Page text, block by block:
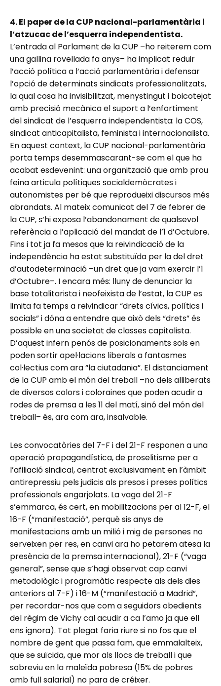
4. El paper de la CUP nacional-parlamentària i
l’atzucac de l’esquerra independentista.
L’entrada al Parlament de la CUP –ho reiterem com
una gallina rovellada fa anys– ha implicat reduir
l’acció política a l’acció parlamentària i defensar
l’opció de determinats sindicats professionalitzats,
la qual cosa ha invisibilitzat, menystingut i boicotejat
amb precisió mecànica el suport a l’enfortiment
del sindicat de l’esquerra independentista: la COS,
sindicat anticapitalista, feminista i internacionalista.
En aquest context, la CUP nacional-parlamentària
porta temps desemmascarant-se com el que ha
acabat esdevenint: una organització que amb prou
feina articula polítiques socialdemòcrates i
autonomistes per bé que reprodueixi discursos més
abrandats. Al mateix comunicat del 7 de febrer de
la CUP, s’hi exposa l’abandonament de qualsevol
referència a l’aplicació del mandat de l’1 d’Octubre.
Fins i tot ja fa mesos que la reivindicació de la
independència ha estat substituïda per la del dret
d’autodeterminació –un dret que ja vam exercir l’1
d’Octubre–. I encara més: lluny de denunciar la
base totalitarista i neofeixista de l’estat, la CUP es
limita fa temps a reivindicar “drets cívics, polítics i
socials” i dóna a entendre que això dels “drets” és
possible en una societat de classes capitalista.
D’aquest infern penós de posicionaments sols en
poden sortir apel·lacions liberals a fantasmes
col·lectius com ara “la ciutadania”. El distanciament
de la CUP amb el món del treball –no dels alliberats
de diversos colors i coloraines que poden acudir a
rodes de premsa a les 11 del matí, sinó del món del
treball– és, ara com ara, insalvable.
Les convocatòries del 7-F i del 21-F responen a una
operació propagandística, de proselitisme per a
l’afiliació sindical, centrat exclusivament en l’àmbit
antirepressiu pels judicis als presos i preses polítics
professionals engarjolats. La vaga del 21-F
s’emmarca, és cert, en mobilitzacions per al 12-F, el
16-F (“manifestació”, perquè sis anys de
manifestacions amb un milió i mig de persones no
serveixen per res, en canvi ara ho petarem atesa la
presència de la premsa internacional), 21-F (“vaga
general”, sense que s’hagi observat cap canvi
metodològic i programàtic respecte als dels dies
anteriors al 7-F) i 16-M (“manifestació a Madrid”,
per recordar-nos que com a seguidors obedients
del règim de Vichy cal acudir a ca l’amo ja que ell
ens ignora). Tot plegat faria riure si no fos que el
nombre de gent que passa fam, que emmalalteix,
que se suïcida, que mor als llocs de treball i que
sobreviu en la maleïda pobresa (15% de pobres
amb full salarial) no para de créixer.